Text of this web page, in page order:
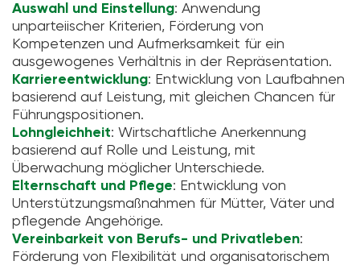
Auswahl und Einstellung: Anwendung
unparteiischer Kriterien, Förderung von
Kompetenzen und Aufmerksamkeit für ein
ausgewogenes Verhältnis in der Repräsentation.
Karriereentwicklung: Entwicklung von Laufbahnen
basierend auf Leistung, mit gleichen Chancen für
Führungspositionen.
Lohngleichheit: Wirtschaftliche Anerkennung
basierend auf Rolle und Leistung, mit
Überwachung möglicher Unterschiede.
Elternschaft und Pflege: Entwicklung von
Unterstützungsmaßnahmen für Mütter, Väter und
pflegende Angehörige.
Vereinbarkeit von Berufs- und Privatleben:
Förderung von Flexibilität und organisatorischem